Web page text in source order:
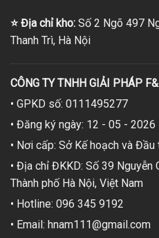
⭐Địa chỉ kho: Số 2 Ngõ 497
Thanh Trì, Hà Nội
CÔNG TY TNHH GIẢI PHÁP
• GPKD số: 0111495277
• Đăng ký ngày: 12 - 05 - 2026
• Nơi cấp: Sở Kế hoạch và
• Địa chỉ ĐKKD: Số 39 Nguyễn
Thành phố Hà Nội, Việt Nam
• Hotline: 096 345 9192
• Email: hnam111@gmail.com